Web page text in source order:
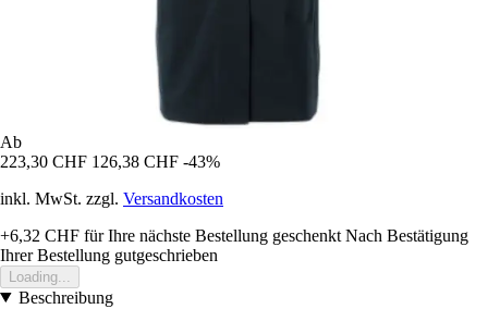
Ab
223,30 CHF 126,38 CHF -43%
inkl. MwSt. zzgl. Versandkosten
+6,32 CHF für Ihre nächste Bestellung geschenkt Nach Bestätigung
Ihrer Bestellung gutgeschrieben
Loading...
Beschreibung